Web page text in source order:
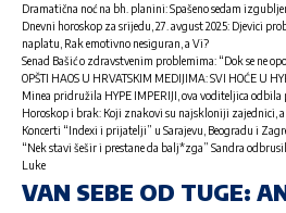
Dramatična noć na bh. planini: Spašeno sedam
Dnevni horoskop za srijedu, 27. avgust 2025: Djevici
naplatu, Rak emotivno nesiguran, a Vi?
Senad Bašić o zdravstvenim problemima: “Dok se ne
OPŠTI HAOS U HRVATSKIM MEDIJIMA: SVI HOĆE U
Minea pridružila HYPE IMPERIJI, ova voditeljica odbila
Horoskop i brak: Koji znakovi su najskloniji zajednici,
Koncerti “Indexi i prijatelji” u Sarajevu, Beogradu i
“Nek stavi šešir i prestane da balj*zga” Sandra
Luke
VAN SEBE OD TUGE: